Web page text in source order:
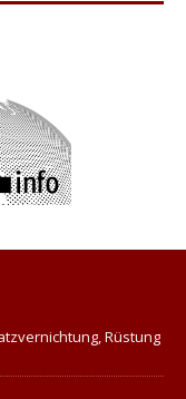
Rüstung